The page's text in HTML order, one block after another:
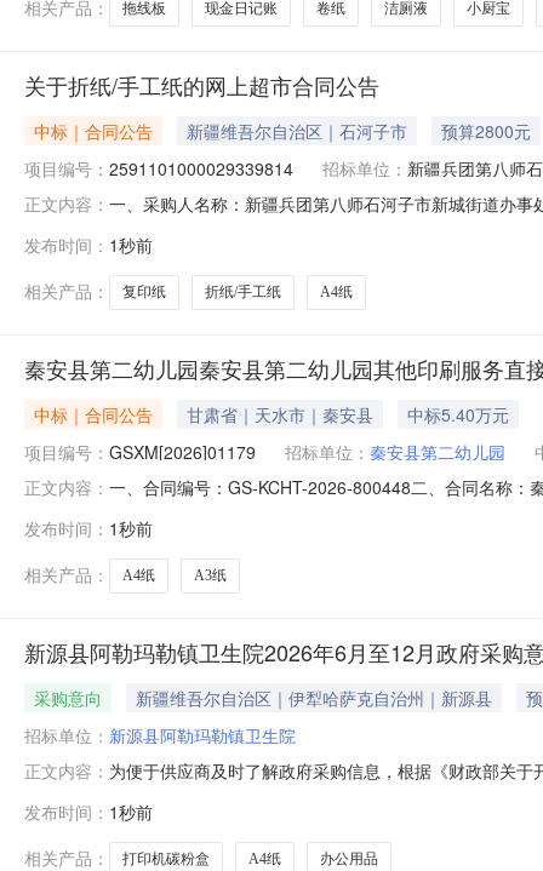
相关产品：
拖线板 现金日记账 卷纸 洁厕液 小厨宝
关于折纸/手工纸的网上超市合同公告
中标｜合同公告 新疆维吾尔自治区｜石河子市
预算2800元
项目编号： 2591101000029339814 招标单位： 新疆兵团第八师
正文内容： 一、采购人名称：新疆兵团第八师石河子市新城街道办
功能70g草稿纸双面打印80g复印纸得力/deliA4纸箱
发布时间： 1秒前
相关产品：
复印纸 折纸/手工纸 A4纸
秦安县第二幼儿园秦安县第二幼儿园其他印刷服务直
中标｜合同公告 甘肃省｜天水市｜秦安县
中标5.40万元
项目编号： GSXM[2026]01179 招标单位： 秦安县第二幼儿园
正文内容： 一、合同编号：GS-KCHT-2026-800448二、合同名称
系方式：18794185518六、合同主要信息主要标的：序
发布时间： 1秒前
相关产品：
A4纸 A3纸
新源县阿勒玛勒镇卫生院2026年6月至12月政府采购
采购意向 新疆维吾尔自治区｜伊犁哈萨克自治州｜新源县
招标单位： 新源县阿勒玛勒镇卫生院
正文内容： 为便于供应商及时了解政府采购信息，根据《财政部关
全民体检需满足的要求：用于全民体检0.5000002026年
办公正常运转0.
发布时间： 1秒前
相关产品：
打印机碳粉盒 A4纸 办公用品